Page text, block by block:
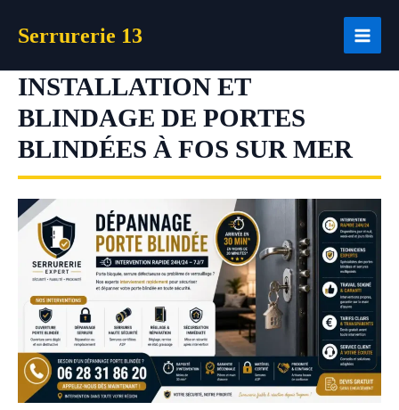
Serrurerie 13
INSTALLATION ET
BLINDAGE DE PORTES
BLINDÉES À FOS SUR MER